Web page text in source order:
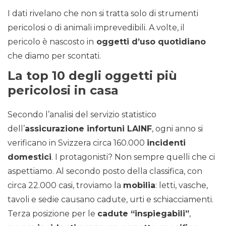
I dati rivelano che non si tratta solo di strumenti
pericolosi o di animali imprevedibili. A volte, il
pericolo è nascosto in oggetti d’uso quotidiano
che diamo per scontati.
La top 10 degli oggetti più
pericolosi in casa
Secondo l’analisi del servizio statistico
dell’assicurazione infortuni LAINF, ogni anno si
verificano in Svizzera circa 160.000 incidenti
domestici. I protagonisti? Non sempre quelli che ci
aspettiamo. Al secondo posto della classifica, con
circa 22.000 casi, troviamo la mobilia: letti, vasche,
tavoli e sedie causano cadute, urti e schiacciamenti.
Terza posizione per le cadute “inspiegabili”,